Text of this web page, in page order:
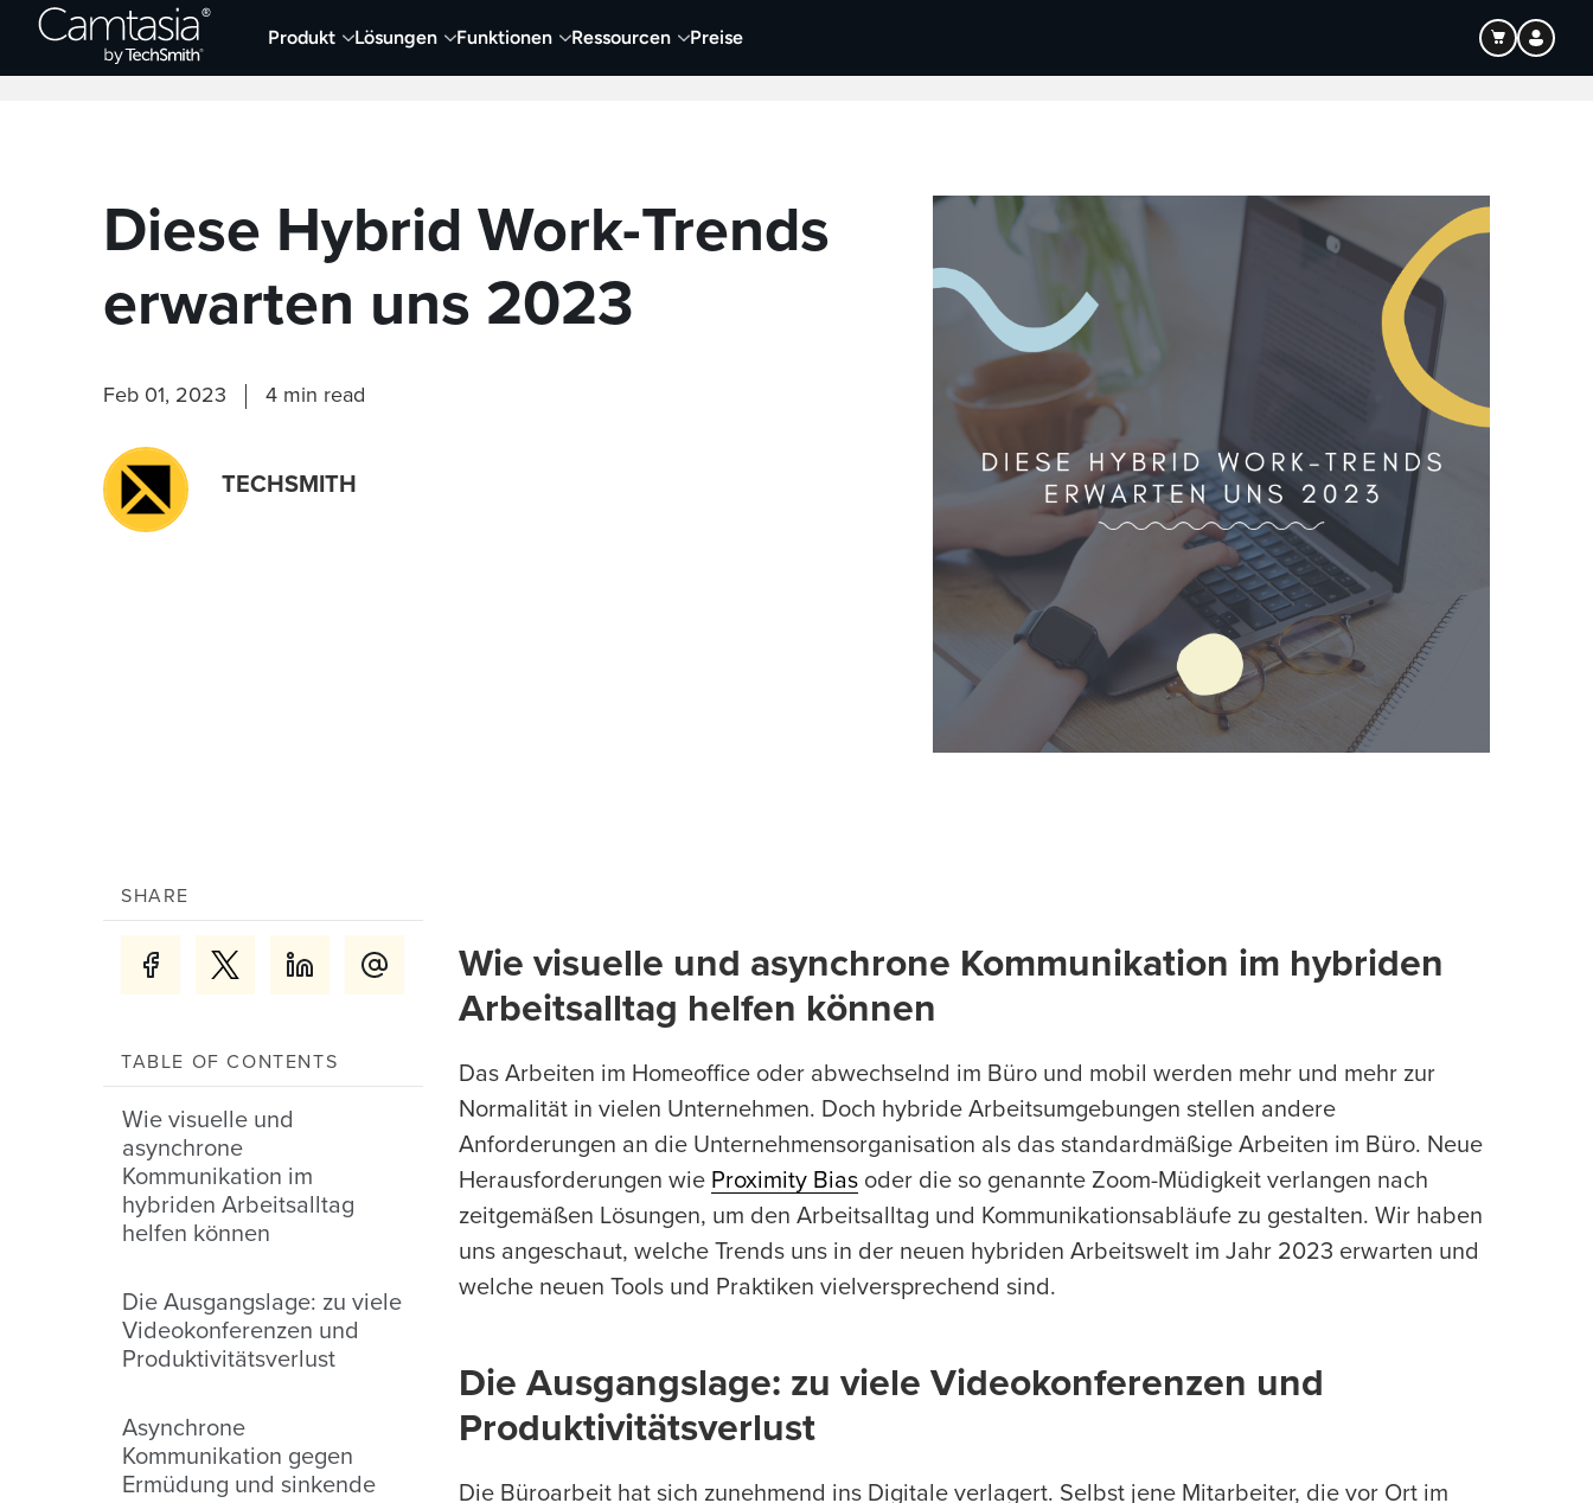
Direkt
Produkt Lösungen Funktionen Ressourcen Preise
Neueste Artikel Screen Capture und Aufnehmen Video Visueller Content
Diese Hybrid Work-Trends
erwarten uns 2023
Feb 01, 2023 4 min read
TECHSMITH
SHARE
TABLE OF CONTENTS
Wie visuelle und
asynchrone
Kommunikation im
hybriden Arbeitsalltag
helfen können
Die Ausgangslage: zu viele
Videokonferenzen und
Produktivitätsverlust
Asynchrone
Kommunikation gegen
Ermüdung und sinkende
Wie visuelle und asynchrone Kommunikation im hybriden
Arbeitsalltag helfen können
Das Arbeiten im Homeoffice oder abwechselnd im Büro und mobil werden mehr und mehr zur
Normalität in vielen Unternehmen. Doch hybride Arbeitsumgebungen stellen andere
Anforderungen an die Unternehmensorganisation als das standardmäßige Arbeiten im Büro. Neue
Herausforderungen wie Proximity Bias oder die so genannte Zoom-Müdigkeit verlangen nach
zeitgemäßen Lösungen, um den Arbeitsalltag und Kommunikationsabläufe zu gestalten. Wir haben
uns angeschaut, welche Trends uns in der neuen hybriden Arbeitswelt im Jahr 2023 erwarten und
welche neuen Tools und Praktiken vielversprechend sind.
Die Ausgangslage: zu viele Videokonferenzen und
Produktivitätsverlust
Die Büroarbeit hat sich zunehmend ins Digitale verlagert. Selbst jene Mitarbeiter, die vor Ort im